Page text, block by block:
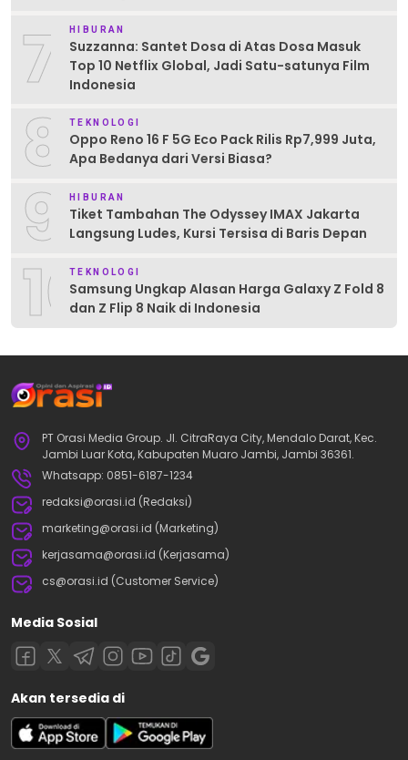
7 HIBURAN
Suzzanna: Santet Dosa di Atas Dosa Masuk
Top 10 Netflix Global, Jadi Satu-satunya Film
Indonesia
8 TEKNOLOGI
Oppo Reno 16 F 5G Eco Pack Rilis Rp7,999 Juta,
Apa Bedanya dari Versi Biasa?
9 HIBURAN
Tiket Tambahan The Odyssey IMAX Jakarta
Langsung Ludes, Kursi Tersisa di Baris Depan
10TEKNOLOGI
Samsung Ungkap Alasan Harga Galaxy Z Fold 8
dan Z Flip 8 Naik di Indonesia
PT Orasi Media Group. Jl. CitraRaya City, Mendalo Darat, Kec.
Jambi Luar Kota, Kabupaten Muaro Jambi, Jambi 36361.
Whatsapp: 0851-6187-1234
redaksi@orasi.id (Redaksi)
marketing@orasi.id (Marketing)
kerjasama@orasi.id (Kerjasama)
cs@orasi.id (Customer Service)
Media Sosial
Akan tersedia di